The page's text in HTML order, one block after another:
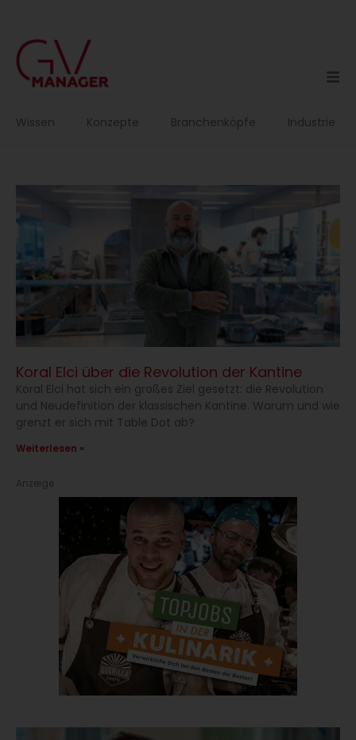
springen
Wissen Konzepte Branchenköpfe Industrie
Koral Elci über die Revolution der Kantine
Koral Elci hat sich ein großes Ziel gesetzt: die Revolution
und Neudefinition der klassischen Kantine. Warum und wie
grenzt er sich mit Table Dot ab?
Weiterlesen »
Anzeige